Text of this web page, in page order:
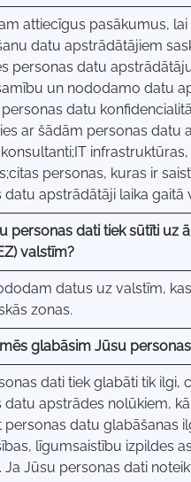
attiecīgus pasākumus,
datu apstrādātājiem
personas datu
un nododamo datu
datu
ar šādām personas datu
personas, kuras ir
datu apstrādātāji laika
personas dati tiek sūtīti uz
valstīm?
datus uz valstīm,
zonas.
glabāsim Jūsu
dati tiek glabāti tik ilgi,
datu apstrādes nolūkiem,
personas datu glabāšanas
līgumsaistību izpildes
Ja Jūsu personas dati